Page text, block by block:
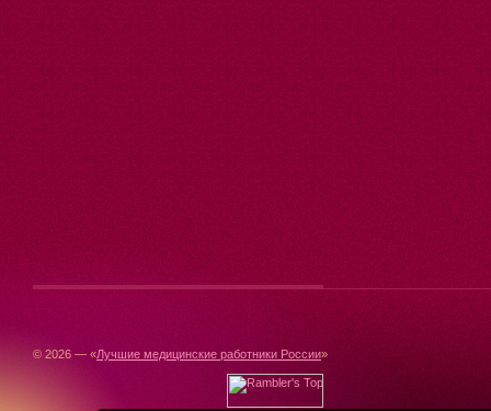
© 2026 — «Лучшие медицинские работники России»